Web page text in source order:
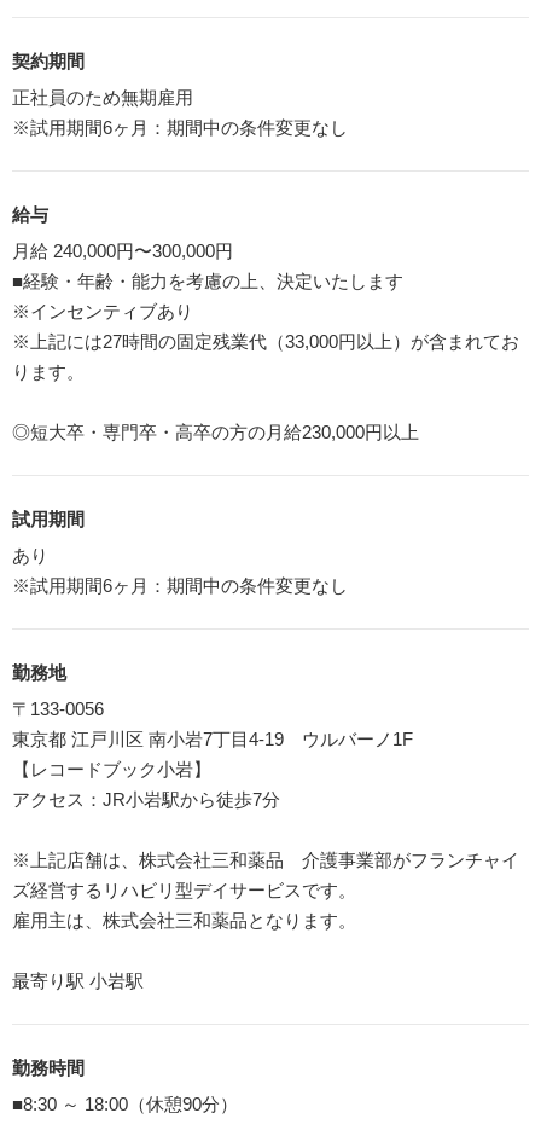
契約期間
正社員のため無期雇用
※試用期間6ヶ月：期間中の条件変更なし
給与
月給 240,000円〜300,000円
■経験・年齢・能力を考慮の上、決定いたします
※インセンティブあり
※上記には27時間の固定残業代（33,000円以上）が含まれてお
ります。
◎短大卒・専門卒・高卒の方の月給230,000円以上
試用期間
あり
※試用期間6ヶ月：期間中の条件変更なし
勤務地
〒133-0056
東京都 江戸川区 南小岩7丁目4-19 ウルバーノ1F
【レコードブック小岩】
アクセス：JR小岩駅から徒歩7分
※上記店舗は、株式会社三和薬品 介護事業部がフランチャイ
ズ経営するリハビリ型デイサービスです。
雇用主は、株式会社三和薬品となります。
最寄り駅 小岩駅
勤務時間
■8:30 ～ 18:00（休憩90分）